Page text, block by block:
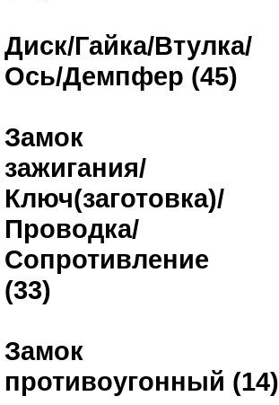
Диск/Гайка/Втулка/
Ось/Демпфер (45)
Замок
зажигания/
Ключ(заготовка)/
Проводка/
Сопротивление
(33)
Замок
противоугонный (14)